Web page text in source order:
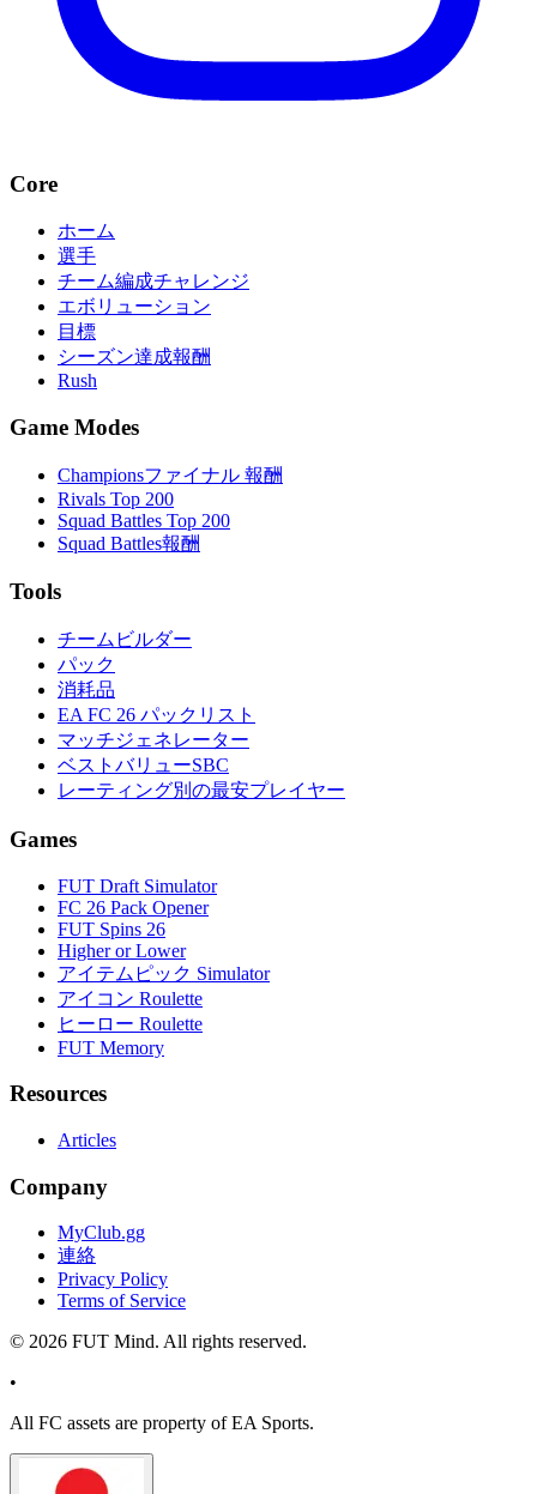
Core
ホーム
選手
チーム編成チャレンジ
エボリューション
目標
シーズン達成報酬
Rush
Game Modes
Championsファイナル 報酬
Rivals Top 200
Squad Battles Top 200
Squad Battles報酬
Tools
チームビルダー
パック
消耗品
EA FC 26 パックリスト
マッチジェネレーター
ベストバリューSBC
レーティング別の最安プレイヤー
Games
FUT Draft Simulator
FC 26 Pack Opener
FUT Spins 26
Higher or Lower
アイテムピック Simulator
アイコン Roulette
ヒーロー Roulette
FUT Memory
Resources
Articles
Company
MyClub.gg
連絡
Privacy Policy
Terms of Service
© 2026 FUT Mind. All rights reserved.
•
All FC assets are property of EA Sports.